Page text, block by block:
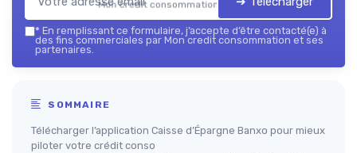
Mon credit consommation — 2026
* En remplissant ce formulaire, j’accepte d’être contacté(e) à
des fins commerciales par Mon credit consommation et ses
partenaires.
SOMMAIRE
Télécharger l’application Caisse d’Épargne Banxo pour mieux
piloter votre crédit conso